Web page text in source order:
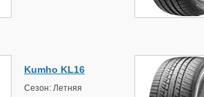
Kumho KL16
Сезон: Летняя